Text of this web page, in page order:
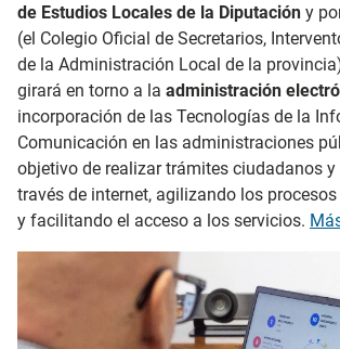
de Estudios Locales de la Diputación y
(el Colegio Oficial de Secretarios,
de la Administración Local de la
girará en torno a la administración
incorporación de las Tecnologías de la
Comunicación en las administraciones
objetivo de realizar trámites ciudadanos y
través de internet, agilizando los
y facilitando el acceso a los servicios.